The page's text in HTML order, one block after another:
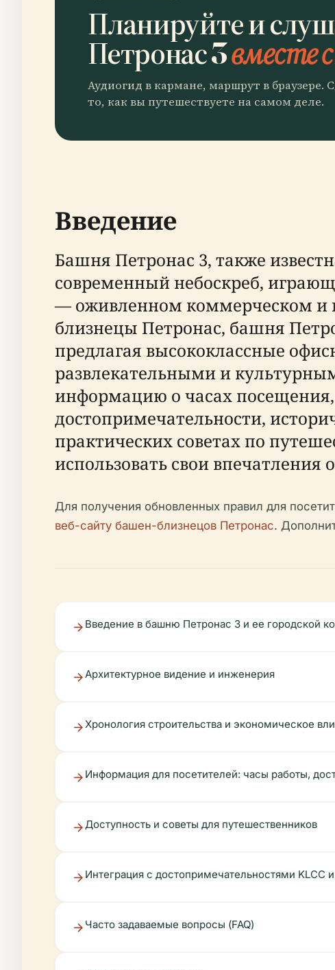
Планируйте и
Петронас 3вместе
Аудиогид в кармане, маршрут в браузере.
то, как вы путешествуете на самом деле.
Введение
Башня Петронас 3, также
современный небоскреб,
— оживленном коммерческом и
близнецы Петронас, башня
предлагая высококлассные
развлекательными и
информацию о часах
достопримечательности,
практических советах по
использовать свои впечатления
Для получения обновленных правил для
веб-сайту башен-близнецов Петронас.
Введение в башню Петронас 3 и ее городской
Архитектурное видение и инженерия
Хронология строительства и экономическое
Информация для посетителей: часы работы,
Доступность и советы для путешественников
Интеграция с достопримечательностями
Часто задаваемые вопросы (FAQ)